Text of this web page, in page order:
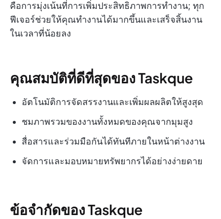
คือการมุ่งเน้นที่การเพิ่มประสิทธิภาพการทำงาน; ทุก
ฟีเจอร์ช่วยให้คุณทำงานได้มากขึ้นและเสร็จสิ้นงาน
ในเวลาที่น้อยลง
คุณสมบัติที่ดีที่สุดของ Taskque
อัตโนมัติการจัดสรรงานและเพิ่มผลผลิตให้สูงสุด
ชมภาพรวมของงานทั้งหมดของคุณจากมุมสูง
สื่อสารและร่วมมือกันได้ทันทีภายในหน้าต่างงาน
จัดการและมอบหมายทรัพยากรได้อย่างง่ายดาย
ข้อจำกัดของ Taskque